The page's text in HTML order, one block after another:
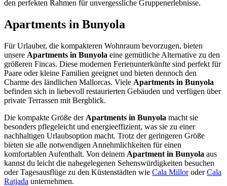
den perfekten Rahmen für unvergessliche Gruppenerlebnisse.
Apartments in Bunyola
Für Urlauber, die kompakteren Wohnraum bevorzugen, bieten
unsere Apartments in Bunyola eine gemütliche Alternative zu den
größeren Fincas. Diese modernen Ferienunterkünfte sind perfekt für
Paare oder kleine Familien geeignet und bieten dennoch den
Charme des ländlichen Mallorcas. Viele Apartments in Bunyola
befinden sich in liebevoll restaurierten Gebäuden und verfügen über
private Terrassen mit Bergblick.
Die kompakte Größe der Apartments in Bunyola macht sie
besonders pflegeleicht und energieeffizient, was sie zu einer
nachhaltigen Urlaubsoption macht. Trotz der geringeren Größe
bieten sie alle notwendigen Annehmlichkeiten für einen
komfortablen Aufenthalt. Von deinem Apartment in Bunyola aus
kannst du leicht die nahegelegenen Sehenswürdigkeiten besuchen
oder Tagesausflüge zu den Küstenstädten wie Cala MilloroderCala
Ratjada unternehmen.